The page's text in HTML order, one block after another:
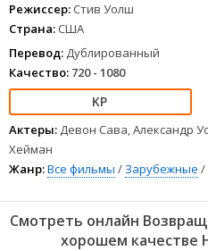
Режиссер: Стив Уолш
Страна: США
Перевод: Дублированный
Качество: 720 - 1080
Актеры: Девон Сава, Александр
Хейман
Жанр:Все фильмы / Зарубежные /
Смотреть онлайн
хорошем качестве